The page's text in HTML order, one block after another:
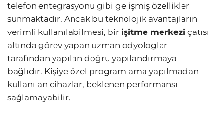
telefon entegrasyonu gibi gelişmiş özellikler
sunmaktadır. Ancak bu teknolojik avantajların
verimli kullanılabilmesi, bir işitme merkezi çatısı
altında görev yapan uzman odyologlar
tarafından yapılan doğru yapılandırmaya
bağlıdır. Kişiye özel programlama yapılmadan
kullanılan cihazlar, beklenen performansı
sağlamayabilir.